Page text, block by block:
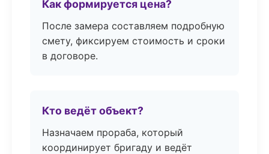
Как формируется цена?
После замера составляем подробную
смету, фиксируем стоимость и сроки
в договоре.
Кто ведёт объект?
Назначаем прораба, который
координирует бригаду и ведёт